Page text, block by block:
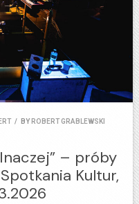
/ BY ROBERT GRABLEWSKI
– próby
Kultur,